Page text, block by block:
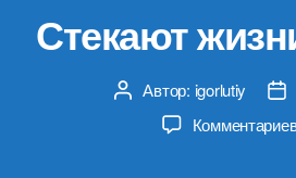
Стекают
Автор
записи
Автор: igorlutiy